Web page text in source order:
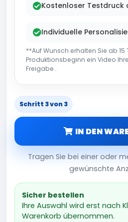
Kostenloser Testdruck
Individuelle
**Auf Wunsch erhalten Sie ab 15
Produktionsbeginn ein Video
Freigabe..
Schritt 3 von 3
IN DEN
Tragen Sie bei einer oder
gewünschte
Sicher bestellen
Ihre Auswahl wird erst nach
Warenkorb übernommen.